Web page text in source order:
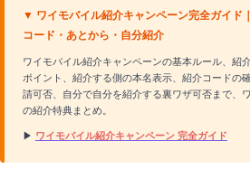
▼ ワイモバイル紹介キャンペーン完全ガイド
コード・あとから・自分紹介
ワイモバイル紹介キャンペーンの基本ルール、紹
ポイント、紹介する側の本名表示、紹介コードの
請可否、自分で自分を紹介する裏ワザ可否まで、
の紹介特典まとめ。
▶ ワイモバイル紹介キャンペーン 完全ガイド